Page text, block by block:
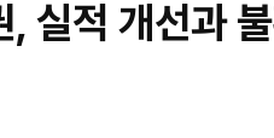
, 실적 개선과